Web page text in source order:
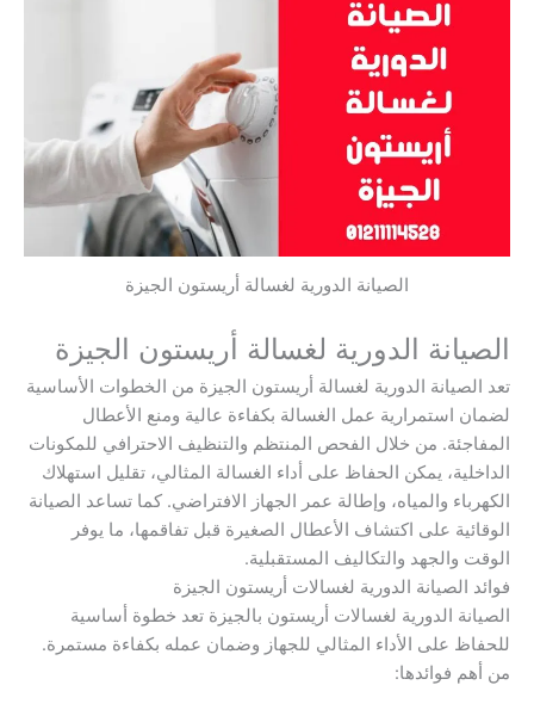
الصيانة الدورية لغسالة أريستون الجيزة
الصيانة الدورية لغسالة أريستون الجيزة
تعد الصيانة الدورية لغسالة أريستون الجيزة من الخطوات الأساسية
لضمان استمرارية عمل الغسالة بكفاءة عالية ومنع الأعطال
المفاجئة. من خلال الفحص المنتظم والتنظيف الاحترافي للمكونات
الداخلية، يمكن الحفاظ على أداء الغسالة المثالي، تقليل استهلاك
الكهرباء والمياه، وإطالة عمر الجهاز الافتراضي. كما تساعد الصيانة
الوقائية على اكتشاف الأعطال الصغيرة قبل تفاقمها، ما يوفر
الوقت والجهد والتكاليف المستقبلية.
فوائد الصيانة الدورية لغسالات أريستون الجيزة
الصيانة الدورية لغسالات أريستون بالجيزة تعد خطوة أساسية
للحفاظ على الأداء المثالي للجهاز وضمان عمله بكفاءة مستمرة.
من أهم فوائدها: